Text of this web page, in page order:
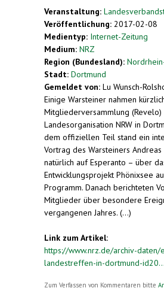
Veranstaltung:
Veröffentlichung: 2017-02-08
Medientyp: Internet-Zeitung
Medium: NRZ
Region (Bundesland):
Stadt: Dortmund
Gemeldet von: Lu Wunsch-
Einige Warsteiner nahmen
Mitgliederversammlung (Revelo)
Landesorganisation NRW in
dem offiziellen Teil stand ein
Vortrag des Warsteiners
natürlich auf Esperanto – über
Entwicklungsprojekt Phönixsee
Programm. Danach berichteten
Mitglieder über besondere
vergangenen Jahres. (...)
Link zum Artikel:
https://www.nrz.de/archiv-daten/
landestreffen-in-dortmund-id20...
Zum Verfassen von Kommentaren bitte